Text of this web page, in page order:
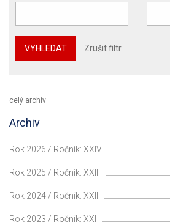
VYHLEDAT Zrušit filtr
celý archiv
Archiv
Rok 2026 / Ročník: XXIV
Rok 2025 / Ročník: XXIII
Rok 2024 / Ročník: XXII
Rok 2023 / Ročník: XXI